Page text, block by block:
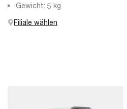
Gewicht: 5 kg
Filiale wählen